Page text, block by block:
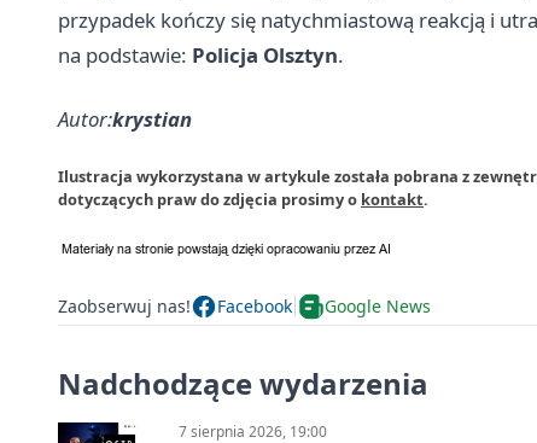
przypadek kończy się natychmiastową reakcją i
na podstawie: Policja Olsztyn.
Autor:krystian
Ilustracja wykorzystana w artykule została pobrana z
dotyczących praw do zdjęcia prosimy o kontakt.
Zaobserwuj nas! Facebook Google News
Nadchodzące wydarzenia
7 sierpnia 2026, 19:00